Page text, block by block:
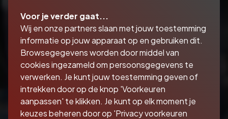
Voor je verder gaat...
Wij en onze partners slaan met jouw toestemming
informatie op jouw apparaat op en gebruiken dit.
Browsegegevens worden door middel van
cookies ingezameld om persoonsgegevens te
verwerken. Je kunt jouw toestemming geven of
intrekken door op de knop 'Voorkeuren
aanpassen' te klikken. Je kunt op elk moment je
keuzes beheren door op 'Privacy voorkeuren